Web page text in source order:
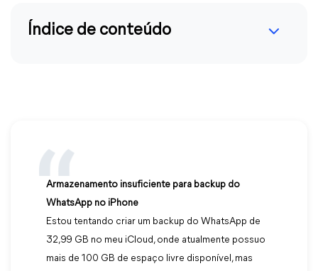
Índice de conteúdo
Armazenamento insuficiente para backup do
WhatsApp no iPhone
Estou tentando criar um backup do WhatsApp de
32,99 GB no meu iCloud, onde atualmente possuo
mais de 100 GB de espaço livre disponível, mas